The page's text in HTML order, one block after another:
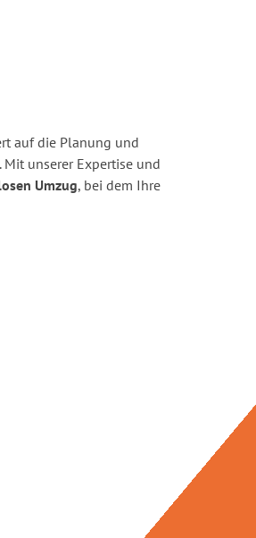
auf die Planung und
unserer Expertise und
Umzug, bei dem Ihre